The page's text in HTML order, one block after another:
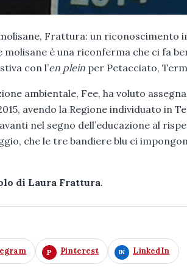
Frattura: un riconoscimento
molisane è una riconferma che ci fa
con l’en plein per Petacciato,
ambientale, Fee, ha voluto
avendo la Regione individuato in
nel segno dell’educazione al
che le tre bandiere blu ci
di Laura Frattura.
Pinterest LinkedIn